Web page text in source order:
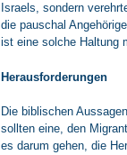
Israels, sondern
die pauschal
ist eine solche Haltung
Herausforderungen
Die biblischen
sollten eine, den
es darum gehen, die